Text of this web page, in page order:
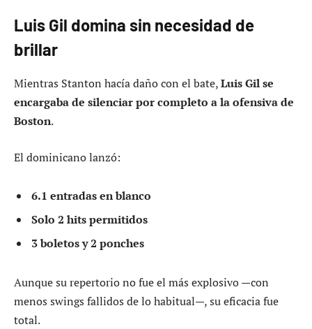
Luis Gil domina sin necesidad de
brillar
Mientras Stanton hacía daño con el bate,Luis Gil se
encargaba de silenciar por completo a la ofensiva de
Boston.
El dominicano lanzó:
6.1 entradas en blanco
Solo 2 hits permitidos
3 boletos y 2 ponches
Aunque su repertorio no fue el más explosivo —con
menos swings fallidos de lo habitual—, su eficacia fue
total.